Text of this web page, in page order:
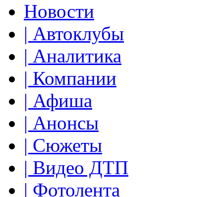
Новости
| Автоклубы
| Аналитика
| Компании
| Афиша
| Анонсы
| Сюжеты
| Видео ДТП
| Фотолента